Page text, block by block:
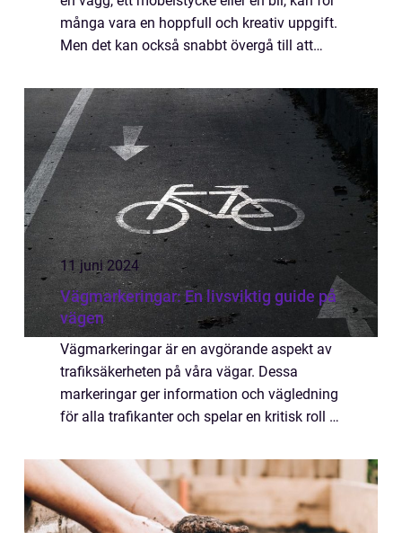
många vara en hoppfull och kreativ uppgift.
Men det kan också snabbt övergå till att
11 juni 2024
Vägmarkeringar: En livsviktig guide på
vägen
Vägmarkeringar är en avgörande aspekt av
trafiksäkerheten på våra vägar. Dessa
markeringar ger information och vägledning
för alla trafikanter och spelar en kritisk roll i